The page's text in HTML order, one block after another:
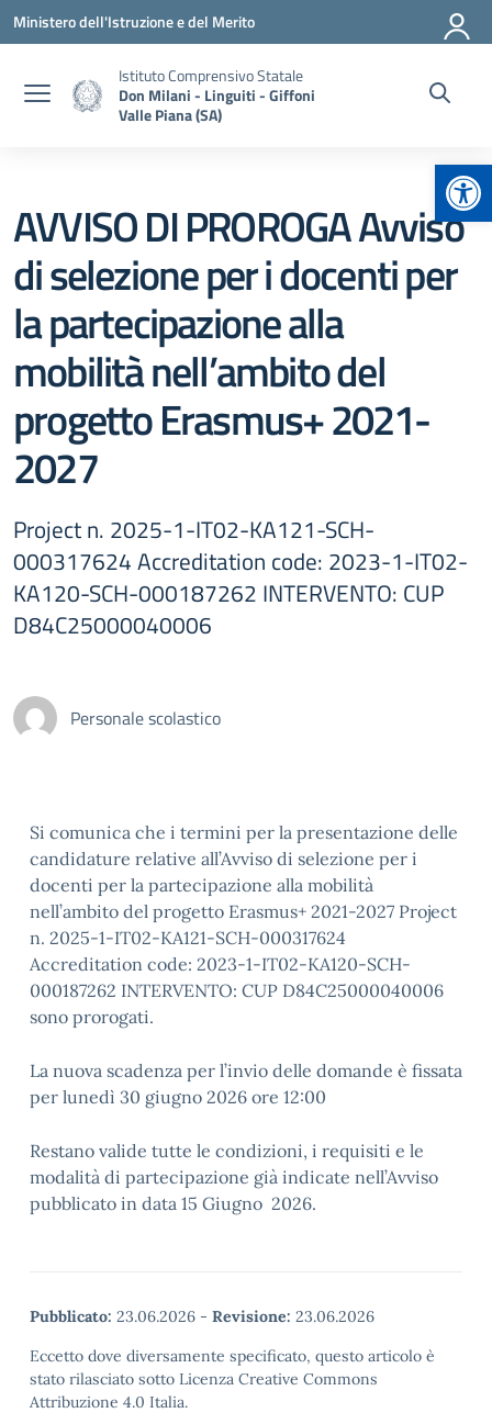
Vai ai contenuti
Vai al menu di navigazione
Vai al footer
Ministero dell'Istruzione e del Merito
Istituto Comprensivo Statale
Don Milani - Linguiti - Giffoni
Valle Piana (SA)
AVVISO DI PROROGA Avviso
di selezione per i docenti per
la partecipazione alla
mobilità nell’ambito del
progetto Erasmus+ 2021-
2027
Project n. 2025-1-IT02-KA121-SCH-
000317624 Accreditation code: 2023-1-IT02-
KA120-SCH-000187262 INTERVENTO: CUP
D84C25000040006
Personale scolastico
Si comunica che i termini per la presentazione delle
candidature relative all’Avviso di selezione per i
docenti per la partecipazione alla mobilità
nell’ambito del progetto Erasmus+ 2021-2027 Project
n. 2025-1-IT02-KA121-SCH-000317624
Accreditation code: 2023-1-IT02-KA120-SCH-
000187262 INTERVENTO: CUP D84C25000040006
sono prorogati.
La nuova scadenza per l’invio delle domande è fissata
per lunedì 30 giugno 2026 ore 12:00
Restano valide tutte le condizioni, i requisiti e le
modalità di partecipazione già indicate nell’Avviso
pubblicato in data 15 Giugno 2026.
Pubblicato: 23.06.2026 - Revisione: 23.06.2026
Eccetto dove diversamente specificato, questo articolo è
stato rilasciato sotto Licenza Creative Commons
Attribuzione 4.0 Italia.